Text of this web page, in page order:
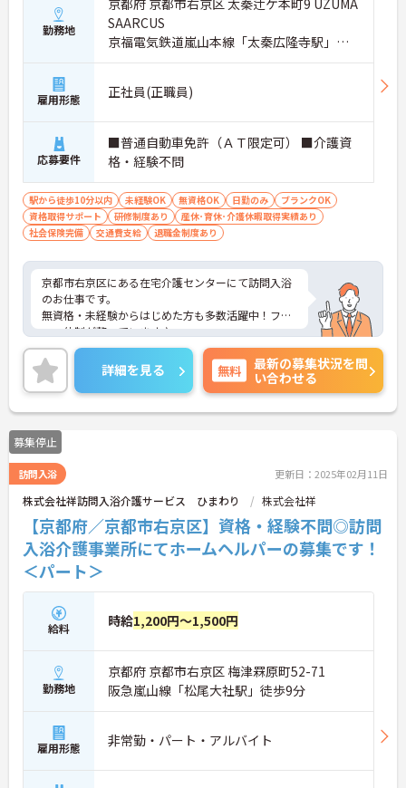
勤務地
SAARCUS
京福電気鉄道嵐山本線「太秦広隆寺駅」徒
歩6分
雇用形態 正社員(正職員)
応募要件
■普通自動車免許（ＡＴ限定可） ■介護資
格・経験不問
駅から徒歩10分以内 未経験OK 無資格OK 日勤のみ
ブランクOK
資格取得サポート
研修制度あり
産休･育休･介護休暇取得実績あり
社会保険完備
交通費支給 退職金制度あり
京都市右京区にある在宅介護センターにて訪問入浴
のお仕事です。
無資格・未経験からはじめた方も多数活躍中！フォ
ロー体制が整っています♪
日勤のお仕事なのでプライベートと両立がしやすく
育児中の方にもおすすめの求人です。
ご興味がある方は是非一度マイナビまでお問い合わ
せください。さらに詳細などお伝えします！
詳細を見る 無料
最新の募集状況を問
い合わせる
募集停止
訪問入浴 更新日：2025年02月11日
株式会社祥訪問入浴介護サービス ひまわり 株式会社祥
【京都府／京都市右京区】資格・経験不問◎訪問
入浴介護事業所にてホームヘルパーの募集です！
＜パート＞
給料 時給1,200円～1,500円
勤務地
京都府 京都市右京区 梅津罧原町52-71
阪急嵐山線「松尾大社駅」徒歩9分
雇用形態 非常勤・パート・アルバイト